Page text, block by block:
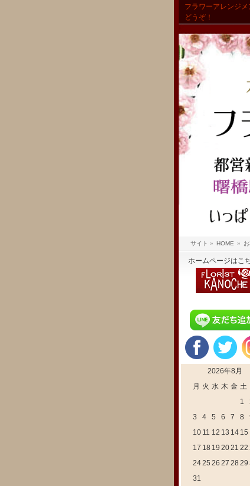
フラワーアレンジ
どうぞ！
サイト » HOME »
ホームページはこ
2026年8月
月 火 水 木 金 土
1
3
4 5 6 7 8
10 11 12 13 14 15
17 18 19 2021 22
2425 26 27 28 29
31